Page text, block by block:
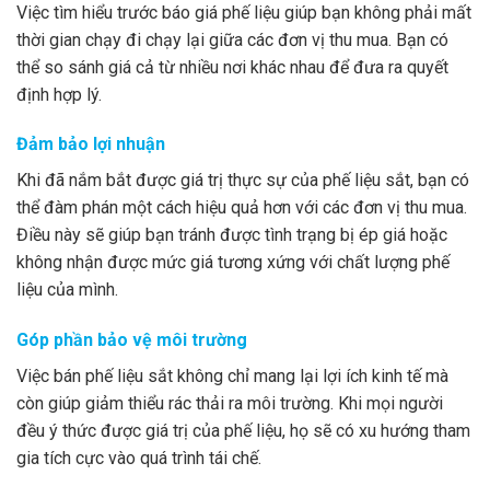
Việc tìm hiểu trước báo giá phế liệu giúp bạn không phải mất
thời gian chạy đi chạy lại giữa các đơn vị thu mua. Bạn có
thể so sánh giá cả từ nhiều nơi khác nhau để đưa ra quyết
định hợp lý.
Đảm bảo lợi nhuận
Khi đã nắm bắt được giá trị thực sự của phế liệu sắt, bạn có
thể đàm phán một cách hiệu quả hơn với các đơn vị thu mua.
Điều này sẽ giúp bạn tránh được tình trạng bị ép giá hoặc
không nhận được mức giá tương xứng với chất lượng phế
liệu của mình.
Góp phần bảo vệ môi trường
Việc bán phế liệu sắt không chỉ mang lại lợi ích kinh tế mà
còn giúp giảm thiểu rác thải ra môi trường. Khi mọi người
đều ý thức được giá trị của phế liệu, họ sẽ có xu hướng tham
gia tích cực vào quá trình tái chế.